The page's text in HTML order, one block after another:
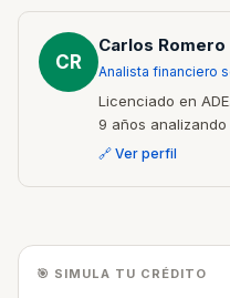
CR
Carlos Romero
Analista financiero
Licenciado en
9 años analizando
🔗 Ver perfil
🎯 SIMULA TU CRÉDITO